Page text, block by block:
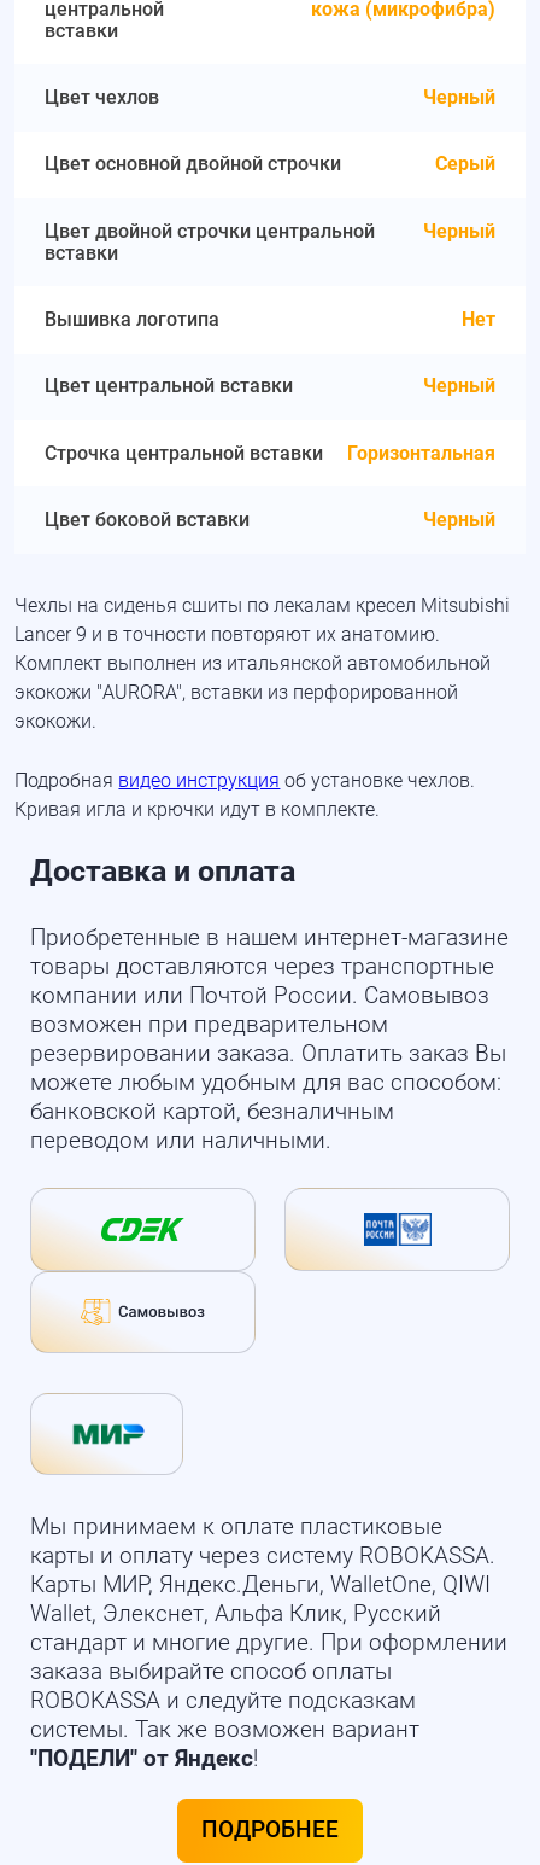
центральной
вставки
кожа (микрофибра)
Цвет чехлов Черный
Цвет основной двойной строчки Серый
Цвет двойной строчки центральной
вставки
Черный
Вышивка логотипа Нет
Цвет центральной вставки Черный
Строчка центральной вставки Горизонтальная
Цвет боковой вставки Черный
Чехлы на сиденья сшиты по лекалам кресел Mitsubishi
Lancer 9 и в точности повторяют их анатомию.
Комплект выполнен из итальянской автомобильной
экокожи "AURORA", вставки из перфорированной
экокожи.
Подробная видео инструкция об установке чехлов.
Кривая игла и крючки идут в комплекте.
Доставка и оплата
Приобретенные в нашем интернет-магазине
товары доставляются через транспортные
компании или Почтой России. Самовывоз
возможен при предварительном
резервировании заказа. Оплатить заказ Вы
можете любым удобным для вас способом:
банковской картой, безналичным
переводом или наличными.
Мы принимаем к оплате пластиковые
карты и оплату через систему ROBOKASSA.
Карты МИР, Яндекс.Деньги, WalletOne, QIWI
Wallet, Элекснет, Альфа Клик, Русский
стандарт и многие другие. При оформлении
заказа выбирайте способ оплаты
ROBOKASSA и следуйте подсказкам
системы. Так же возможен вариант
"ПОДЕЛИ" от Яндекс!
ПОДРОБНЕЕ